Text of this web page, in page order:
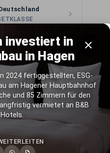
Deutschland
Deutschland
investiert in
in Hagen
2024 fertiggestellten, ESG-
am Hagener Hauptbahnhof
und 85 Zimmern für den
vermietet an B&B
Hotels.